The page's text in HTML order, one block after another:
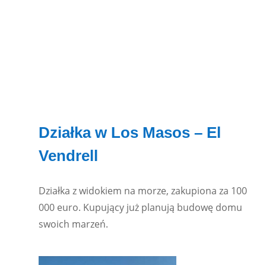
Działka w Los Masos – El
Vendrell
Działka z widokiem na morze, zakupiona za 100
000 euro. Kupujący już planują budowę domu
swoich marzeń.